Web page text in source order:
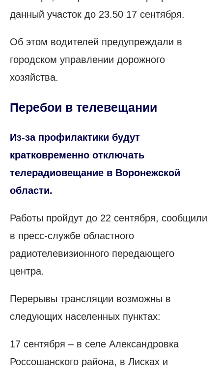
данный участок до 23.50 17 сентября.
Об этом водителей предупреждали в
городском управлении дорожного
хозяйства.
Перебои в телевещании
Из-за профилактики будут
кратковременно отключать
телерадиовещание в Воронежской
области.
Работы пройдут до 22 сентября, сообщили
в пресс-службе областного
радиотелевизионного передающего
центра.
Перерывы трансляции возможны в
следующих населенных пунктах:
17 сентября – в селе Александровка
Россошанского района, в Лисках и